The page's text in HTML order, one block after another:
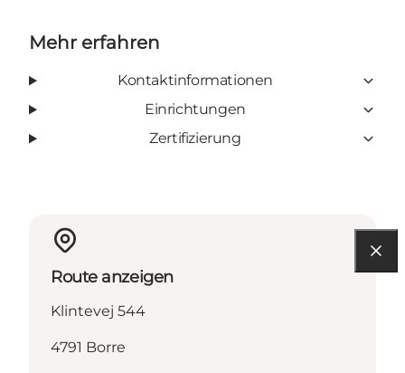
Mehr erfahren
Kontaktinformationen
Einrichtungen
Zertifizierung
Route anzeigen
Klintevej 544
4791 Borre